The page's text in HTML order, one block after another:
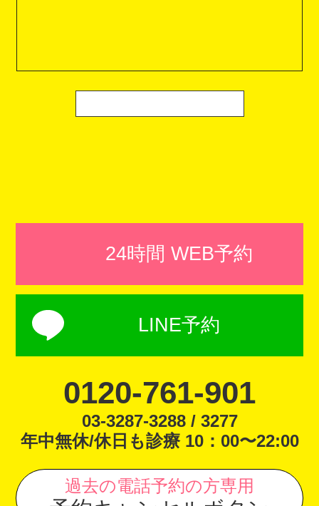
24時間 WEB予約
LINE予約
0120-761-901
03-3287-3288 / 3277
年中無休/休日も診療 10：00〜22:00
過去の電話予約の方専用